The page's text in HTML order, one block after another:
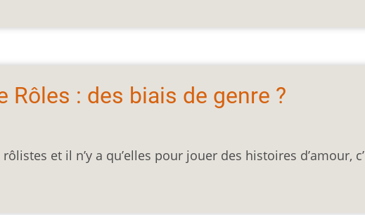
Rôles : des biais de genre ?
et il n’y a qu’elles pour jouer des histoires d’amour,